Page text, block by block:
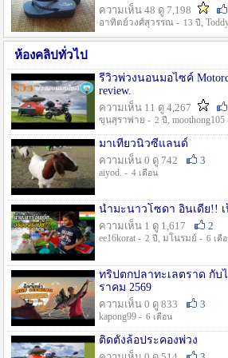
ความเห็น 48 ดู 7,198
อาทิตย์วงศ์สุวรรณ - 13 ปี ,
ห้องคลิปทั่วไป
รีวิวพ่วงนอนมอไซค์
review.
ความเห็น 11 ดู 4,267
ขุนสุราพ่าย - 2 ปี , moothong105
มาเที่ยวนิวซีแลนด์
ความเห็น 0 ดู 742
3
aiyod. - 4 เดือน
น้ำมะนาวโซดา อินเดีย!! เ
ความเห็น 1 ดู 1,617
2
ee16korat - 2 ปี , มโนรมย์ - 6 เดื
ทริปตกปลาทะเลตราด กับ
ราคม 2569
ความเห็น 0 ดู 833
3
kapong99 - 6 เดือน
ติดตั้งล้อประคองพ่วง